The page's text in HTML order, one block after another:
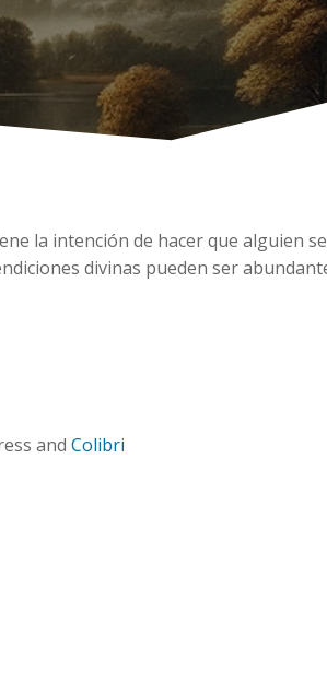
la intención de hacer que alguien
divinas pueden ser
and Colibri